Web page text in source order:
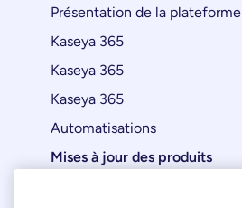
Présentation de la plateforme
Kaseya 365
Kaseya 365
Kaseya 365
Automatisations
Mises à jour des produits